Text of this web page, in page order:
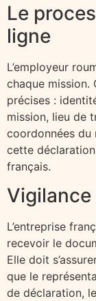
Le
ligne
L’employeur
chaque mission.
précises :
mission, lieu de
coordonnées du
cette
français.
Vigilance
L’entreprise
recevoir le
Elle doit
que le
de déclaration,